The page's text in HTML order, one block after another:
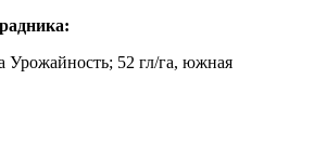
Урожайность; 52 гл/га, южная